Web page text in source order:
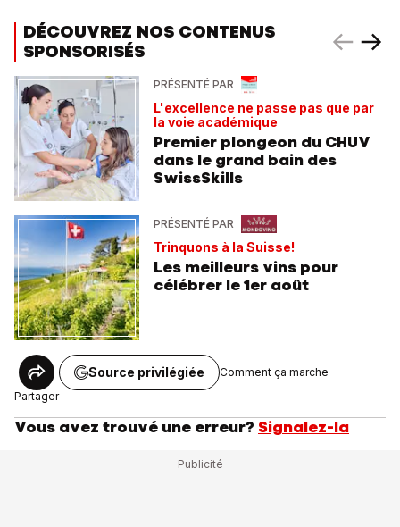
DÉCOUVREZ NOS CONTENUS
SPONSORISÉS
PRÉSENTÉ PAR
L'excellence ne passe pas que par
la voie académique
Premier plongeon du CHUV
dans le grand bain des
SwissSkills
PRÉSENTÉ PAR
Trinquons à la Suisse!
Les meilleurs vins pour
célébrer le 1er août
Partager
Source privilégiée Comment ça marche
Vous avez trouvé une erreur? Signalez-la